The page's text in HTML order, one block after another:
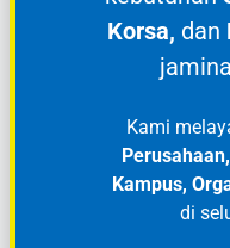
Korsa, dan
Kami
Kampus,
di